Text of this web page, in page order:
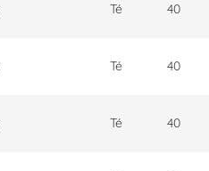
Té 40
Té 40
Té 40